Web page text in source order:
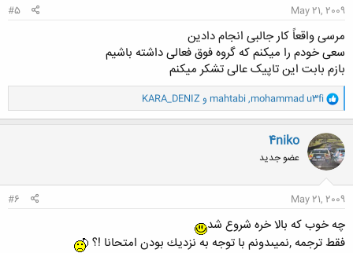
May 21, 2009
#5
مرسی واقعاً کار جالبی انجام دادین
سعی خودم را میکنم که گروه فوق فعالی داشته باشیم
بازم بابت این تاپیک عالی تشکر میکنم
و
ا
ک
ن
ش
ه
ا
mohammad u3fi
,
mahtabi وKARA_DENIZ
4niko
عضو جدید
May 21, 2009
#6
چه خوب كه بالا خره شروع شد
فقط ترجمه ,نميىدونم با توجه به نزديك بودن امتحانا !؟